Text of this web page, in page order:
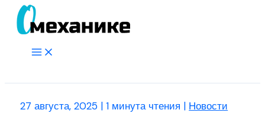
Перейти
Main
27 августа, 2025 |1 минута чтения | Новости